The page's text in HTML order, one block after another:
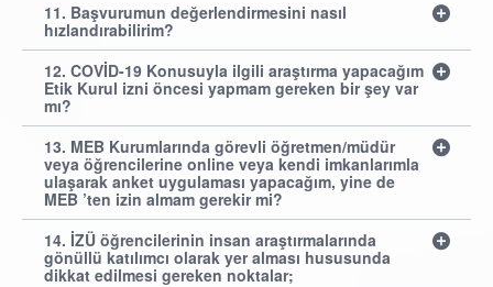
11. Başvurumun değerlendirmesini nasıl
hızlandırabilirim?
12. COVİD-19 Konusuyla ilgili araştırma yapacağım
Etik Kurul izni öncesi yapmam gereken bir şey var
mı?
13. MEB Kurumlarında görevli öğretmen/müdür
veya öğrencilerine online veya kendi imkanlarımla
ulaşarak anket uygulaması yapacağım, yine de
MEB ’ten izin almam gerekir mi?
14. İZÜ öğrencilerinin insan araştırmalarında
gönüllü katılımcı olarak yer alması hususunda
dikkat edilmesi gereken noktalar;